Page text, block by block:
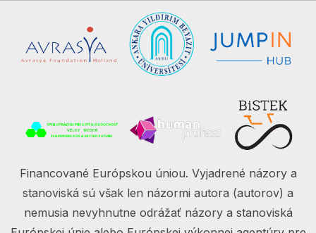
Financované Európskou úniou. Vyjadrené názory a
stanoviská sú však len názormi autora (autorov) a
nemusia nevyhnutne odrážať názory a stanoviská